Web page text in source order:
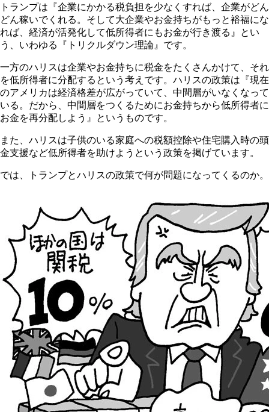
トランプは『企業にかかる税負担を少なくすれば、企業がどん
どん稼いでくれる。そして大企業やお金持ちがもっと裕福にな
れば、経済が活発化して低所得者にもお金が行き渡る』とい
う、いわゆる『トリクルダウン理論』です。
一方のハリスは企業やお金持ちに税金をたくさんかけて、それ
を低所得者に分配するという考えです。ハリスの政策は『現在
のアメリカは経済格差が広がっていて、中間層がいなくなって
いる。だから、中間層をつくるためにお金持ちから低所得者に
お金を再分配しよう』というものです。
また、ハリスは子供のいる家庭への税額控除や住宅購入時の頭
金支援など低所得者を助けようという政策を掲げています。
では、トランプとハリスの政策で何が問題になってくるのか。